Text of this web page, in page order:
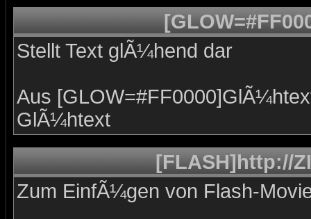
Stellt Text glÃ¼hend dar
Aus
GlÃ¼htext
[FLASH]http://
Zum EinfÃ¼gen von Flash-